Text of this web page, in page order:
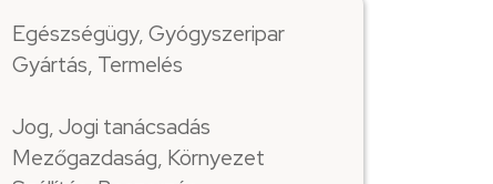
Egészségügy, Gyógyszeripar
Gyártás, Termelés
Jog, Jogi tanácsadás
Mezőgazdaság, Környezet